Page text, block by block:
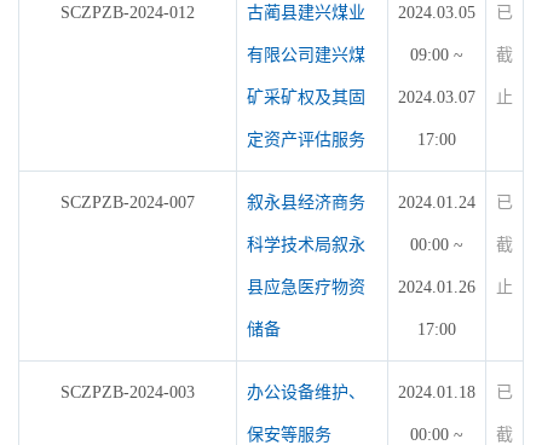
SCZPZB-2024-012 古蔺县建兴煤业
有限公司建兴煤
矿采矿权及其固
定资产评估服务
2024.03.05
09:00 ~
2024.03.07
17:00
已
截
止
SCZPZB-2024-007 叙永县经济商务
科学技术局叙永
县应急医疗物资
储备
2024.01.24
00:00 ~
2024.01.26
17:00
已
截
止
SCZPZB-2024-003 办公设备维护、
保安等服务
2024.01.18
00:00 ~
已
截